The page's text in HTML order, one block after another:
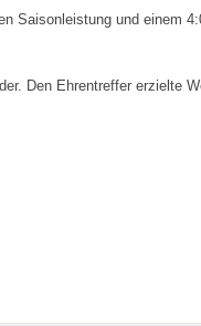
Saisonleistung und einem
Den Ehrentreffer erzielte